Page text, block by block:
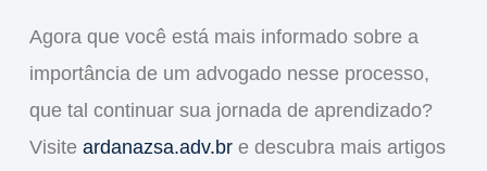
Agora que você está mais informado sobre a
importância de um advogado nesse processo,
que tal continuar sua jornada de aprendizado?
Visite ardanazsa.adv.bre descubra mais artigos